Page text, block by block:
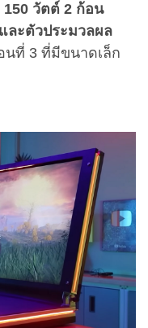
วัตต์ 2 ก้อน
ละตัวประมวลผล
นที่ 3 ที่มีขนาดเล็ก